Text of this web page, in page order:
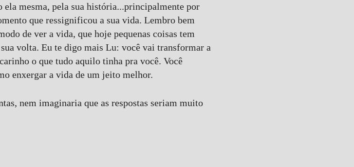
mesma, pela sua história...principalmente por
que ressignificou a sua vida. Lembro bem
de ver a vida, que hoje pequenas coisas tem
volta. Eu te digo mais Lu: você vai transformar a
o que tudo aquilo tinha pra você. Você
enxergar a vida de um jeito melhor.
nem imaginaria que as respostas seriam muito